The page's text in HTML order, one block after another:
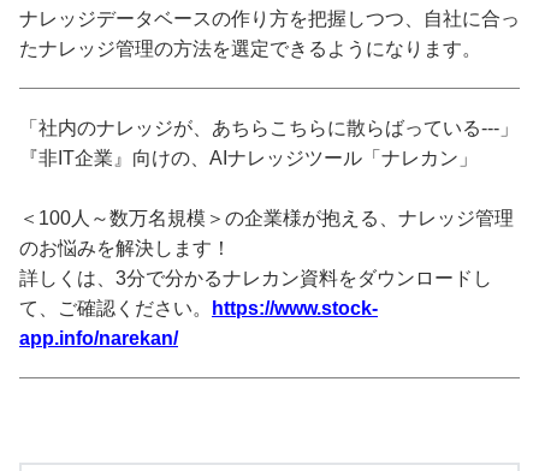
ナレッジデータベースの作り方を把握しつつ、自社に合っ
たナレッジ管理の方法を選定できるようになります。
「社内のナレッジが、あちらこちらに散らばっている---」
『非IT企業』向けの、AIナレッジツール「ナレカン」
＜100人～数万名規模＞の企業様が抱える、ナレッジ管理
のお悩みを解決します！
詳しくは、3分で分かるナレカン資料をダウンロードし
て、ご確認ください。
https://www.stock-
app.info/narekan/